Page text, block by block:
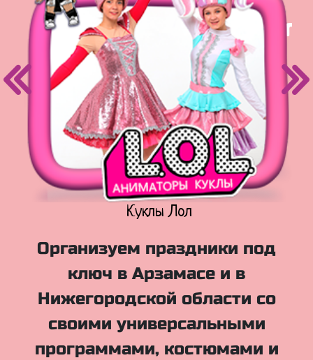
Куклы Лол
Организуем праздники под
ключ в Арзамасе и в
Нижегородской области со
своими универсальными
программами, костюмами и